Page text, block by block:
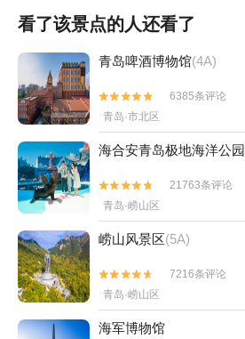
看了该景点的人还看了
青岛啤酒博物馆(4A)


6385条评论
青岛·市北区
海合安青岛极地海洋公园


21763条评论
青岛·崂山区
崂山风景区(5A)


7216条评论
青岛·崂山区
海军博物馆